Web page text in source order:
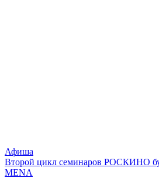
Афиша
Второй цикл семинаров РОСКИНО
MENA